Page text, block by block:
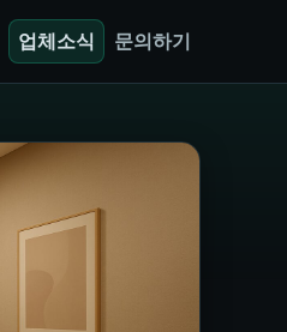
업체소식 문의하기